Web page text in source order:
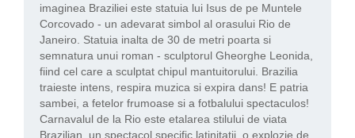
imaginea Braziliei este statuia lui Isus de pe Muntele
Corcovado - un adevarat simbol al orasului Rio de
Janeiro. Statuia inalta de 30 de metri poarta si
semnatura unui roman - sculptorul Gheorghe Leonida,
fiind cel care a sculptat chipul mantuitorului. Brazilia
traieste intens, respira muzica si expira dans! E patria
sambei, a fetelor frumoase si a fotbalului spectaculos!
Carnavalul de la Rio este etalarea stilului de viata
Brazilian, un spectacol specific latinitatii, o explozie de